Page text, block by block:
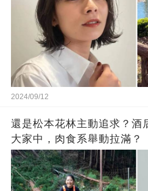
2024/09/12
還是松本花林主動追求？酒
大家中，肉食系舉動拉滿？